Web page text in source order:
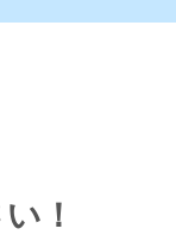
！